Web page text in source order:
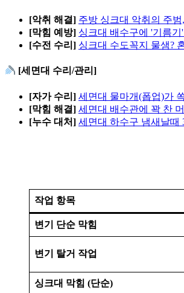
[악취 해결] 주방 싱크대 악취의 주
[막힘 예방] 싱크대 배수구에 '기름
[수전 수리] 싱크대 수도꼭지 물샘?
[세면대 수리/관리]
[자가 수리] 세면대 물마개(폽업)가
[막힘 해결] 세면대 배수관에 꽉 찬
[누수 대처] 세면대 하수구 냄새날때
작업 항목
변기 단순 막힘
변기 탈거 작업
싱크대 막힘 (단순)